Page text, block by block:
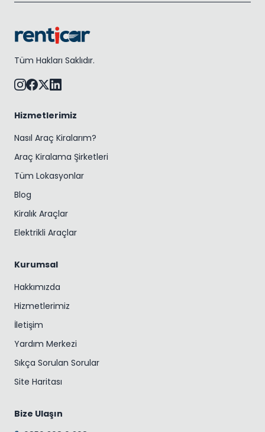
Tüm Hakları Saklıdır.
Hizmetlerimiz
Nasıl Araç Kiralarım?
Araç Kiralama Şirketleri
Tüm Lokasyonlar
Blog
Kiralık Araçlar
Elektrikli Araçlar
Kurumsal
Hakkımızda
Hizmetlerimiz
İletişim
Yardım Merkezi
Sıkça Sorulan Sorular
Site Haritası
Bize Ulaşın